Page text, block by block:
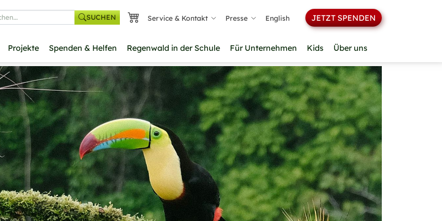
SUCHEN Service & Kontakt Presse English JETZT SPENDEN
Projekte Spenden & Helfen Regenwald in der Schule Für Unternehmen Kids Über uns